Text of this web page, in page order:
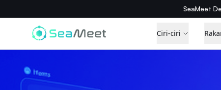
SeaMeet
Ciri-ciri